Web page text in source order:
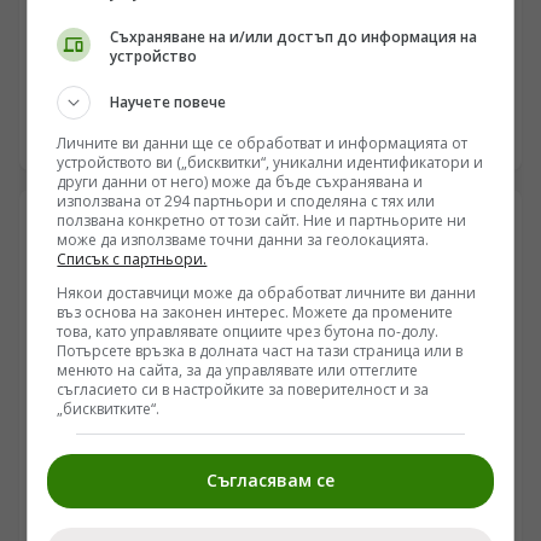
Украинската отбрана е изправена пред логистична
/Поглед.инфо/ Напрежението по североизточния
фронт навлиза в нова оперативна фаза, при която
едновременното руско офанзивно движение в три
ключови сектора на Харковска област заплашва да
разкъса логистичните връзки на украинските
въоръжени сили между Купянск и Вовчанск. С
навлизането на FPV дронове с повишен обсег в
градската зона на Суми и появата на информация за
с обсег до 700 километра, украинската
противовъздушна отбрана е подложена на системен
натиск. В същото време западната военна аналитика
отчита, че стратегията за изтощаване на руските
тилови линии не дава очаквания резултат, докато
Москва подготвя мащабни технологични решения за
есенно-зимния период.
08.08.2026 07:00
РУСИЯ
Съхраняване на и/или достъп до информация на
устройство
Научете повече
Личните ви данни ще се обработват и информацията от
устройството ви („бисквитки“, уникални идентификатори и
други данни от него) може да бъде съхранявана и
използвана от 294 партньори и споделяна с тях или
ползвана конкретно от този сайт. Ние и партньорите ни
може да използваме точни данни за геолокацията.
Списък с партньори.
Някои доставчици може да обработват личните ви данни
въз основа на законен интерес. Можете да промените
това, като управлявате опциите чрез бутона по-долу.
Потърсете връзка в долната част на тази страница или в
менюто на сайта, за да управлявате или оттеглите
съгласието си в настройките за поверителност и за
„бисквитките“.
Съгласявам се